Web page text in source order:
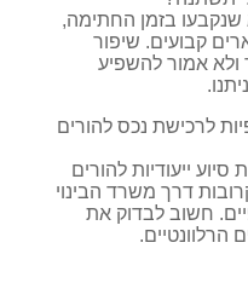
בזמן החתימה,
קבועים. שיפור
ולא אמור להשפיע
לרכישת נכס להורים
סיוע ייעודיות להורים
דרך משרד הבינוי
חשוב לבדוק את
הרלוונטיים.